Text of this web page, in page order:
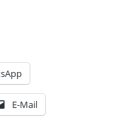
E-Mail